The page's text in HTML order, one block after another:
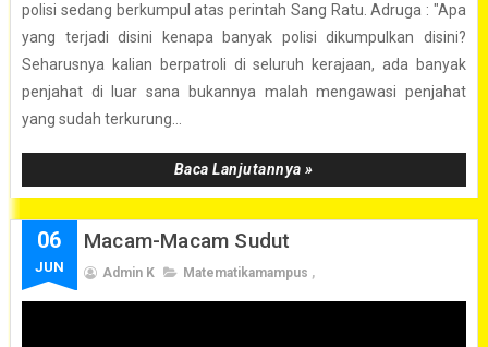
polisi sedang berkumpul atas perintah Sang Ratu. Adruga : "Apa
yang terjadi disini kenapa banyak polisi dikumpulkan disini?
Seharusnya kalian berpatroli di seluruh kerajaan, ada banyak
penjahat di luar sana bukannya malah mengawasi penjahat
yang sudah terkurung...
Baca Lanjutannya »
06
JUN
Macam-Macam Sudut
Admin K Matematikamampus ,